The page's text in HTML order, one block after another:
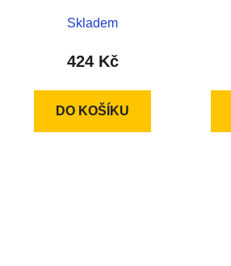
Skladem
424 Kč
DO KOŠÍKU